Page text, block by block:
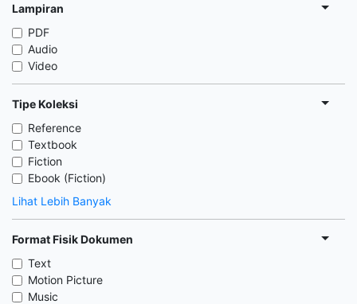
Lampiran
PDF
Audio
Video
Tipe Koleksi
Reference
Textbook
Fiction
Ebook (Fiction)
Lihat Lebih Banyak
Format Fisik Dokumen
Text
Motion Picture
Music